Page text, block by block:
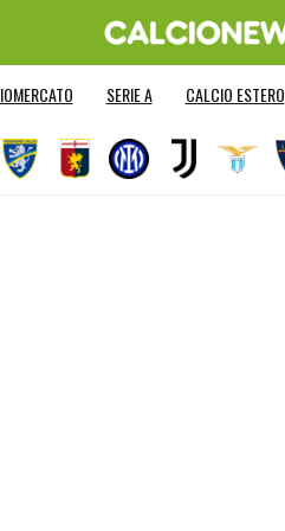
SERIE A CALCIO ESTERO